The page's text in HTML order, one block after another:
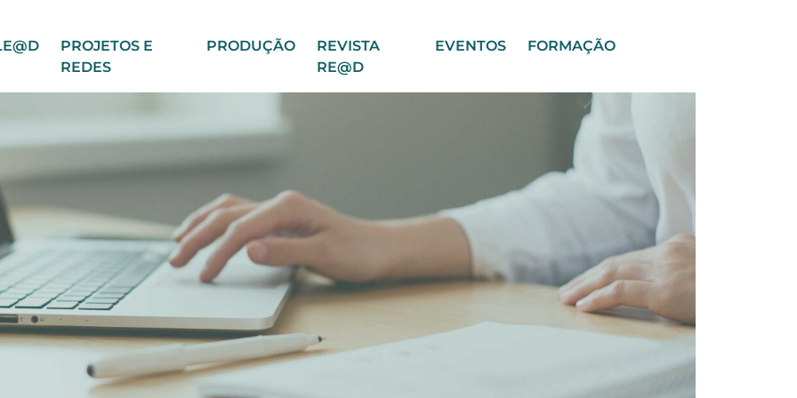
PROJETOS E
REDES
PRODUÇÃO
REVISTA
RE@D
EVENTOS FORMAÇÃO